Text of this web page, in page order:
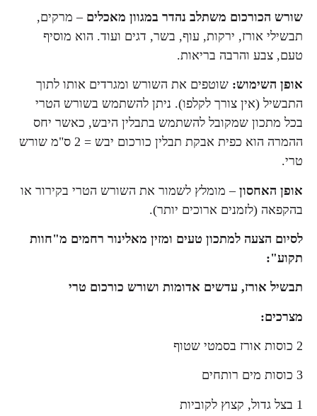
שורש הכורכום משתלב נהדר במגוון מאכלים – מרקים,
תבשילי אורז, ירקות, עוף, בשר, דגים ועוד. הוא מוסיף
טעם, צבע והרבה בריאות.
אופן השימוש: שוטפים את השורש ומגרדים אותו לתוך
התבשיל (אין צורך לקלפו). ניתן להשתמש בשורש הטרי
בכל מתכון שמקובל להשתמש בתבלין היבש, כאשר יחס
ההמרה הוא כפית אבקת תבלין כורכום יבש = 2 ס"מ שורש
טרי.
אופן האחסון – מומלץ לשמור את השורש הטרי בקירור או
בהקפאה (לזמנים ארוכים יותר).
לסיום הצעה למתכון טעים ומזין מאלינור רחמים מ"חוות
תקוע":
תבשיל אורז, עדשים אדומות ושורש כורכום טרי
מצרכים:
2 כוסות אורז בסמטי שטוף
3 כוסות מים רותחים
1 בצל גדול, קצוץ לקוביות